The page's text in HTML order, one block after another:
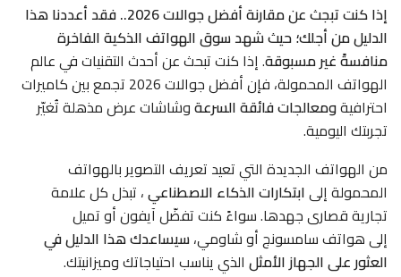
إذا كنت تبجث عن مقارنة أفضل جوالات 2026.. فقد أعددنا هذا
الدليل من أجلك؛ حيث شهد سوق الهواتف الذكية الفاخرة
منافسةً غير مسبوقة. إذا كنت تبحث عن أحدث التقنيات في عالم
الهواتف المحمولة، فإن أفضل جوالات 2026
تجمع بين كاميرات
احترافيةومعالجات فائقة السرعةوشاشات عرض مذهلة تُغيّر
تجربتك اليومية.
من الهواتف الجديدة التي تعيد تعريف التصوير بالهواتف
المحمولة إلىابتكارات الذكاء الاصطناعي، تبذل كل علامة
تجارية قصارى جهدها. سواءً كنت تفضّلآيفونأو تميل
إلى هواتفسامسونج أو شاومي،سيساعدك هذا الدليل في
العثور على الجهاز الأمثل الذي يناسب احتياجاتك وميزانيتك.